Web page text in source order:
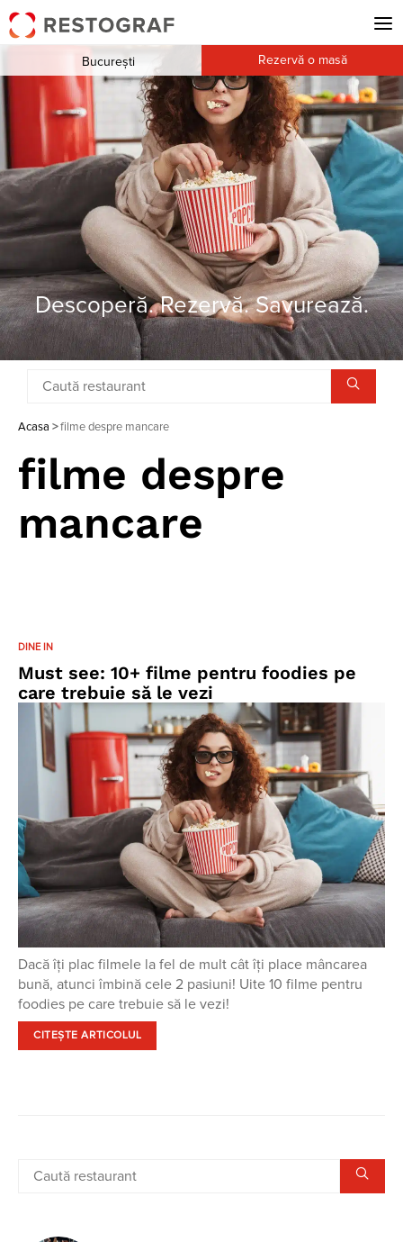
Descoperă. Rezervă. Savurează.
București Rezervă o masă
Acasa >filme despre mancare
filme despre
mancare
DINE IN
Must see: 10+ filme pentru foodies pe
care trebuie să le vezi
Dacă îți plac filmele la fel de mult cât îți place mâncarea
bună, atunci îmbină cele 2 pasiuni! Uite 10 filme pentru
foodies pe care trebuie să le vezi!
CITEȘTE ARTICOLUL